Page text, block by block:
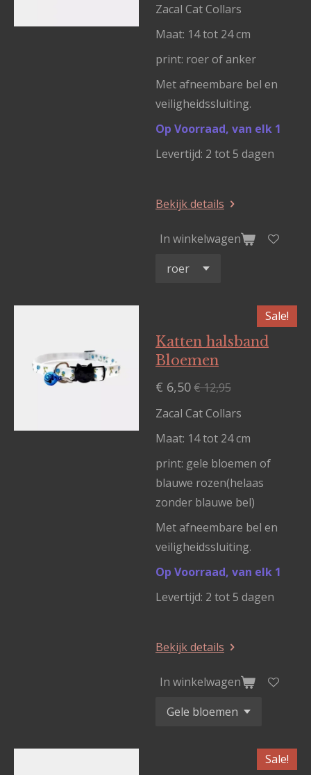
Zacal Cat Collars
Maat: 14 tot 24 cm
print: roer of anker
Met afneembare bel en
veiligheidssluiting.
Op Voorraad, van elk 1
Levertijd: 2 tot 5 dagen
Bekijk details
In winkelwagen
Sale!
Katten halsband
Bloemen
€ 6,50€ 12,95
Zacal Cat Collars
Maat: 14 tot 24 cm
print: gele bloemen of
blauwe rozen(helaas
zonder blauwe bel)
Met afneembare bel en
veiligheidssluiting.
Op Voorraad, van elk 1
Levertijd: 2 tot 5 dagen
Bekijk details
In winkelwagen
Sale!